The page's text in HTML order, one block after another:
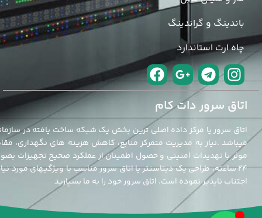
باندینگ و گراندینگ
چاه ارت استاندارد
اتاق سرور دات کام
اتاق سرور یا مرکز داده اصلی ترین بخش یک شبکه ساخت یافته در
میباشد .نیاز به مدیریت متمرکز منابع، کاهش هزینه های نگهداری،
موثر با تهدیدات امنیتی و حصول اطمینان از عملکرد صحیح تجهیزات
24 ساعته، طراحی یک دیتاسنتر یا اتاق سرور مناسب با ویژگیهای مورد
اجتناب ناپذیر نموده است. اتاق سرور خود را به ما بسپارید